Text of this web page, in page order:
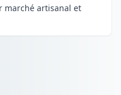
marché artisanal et